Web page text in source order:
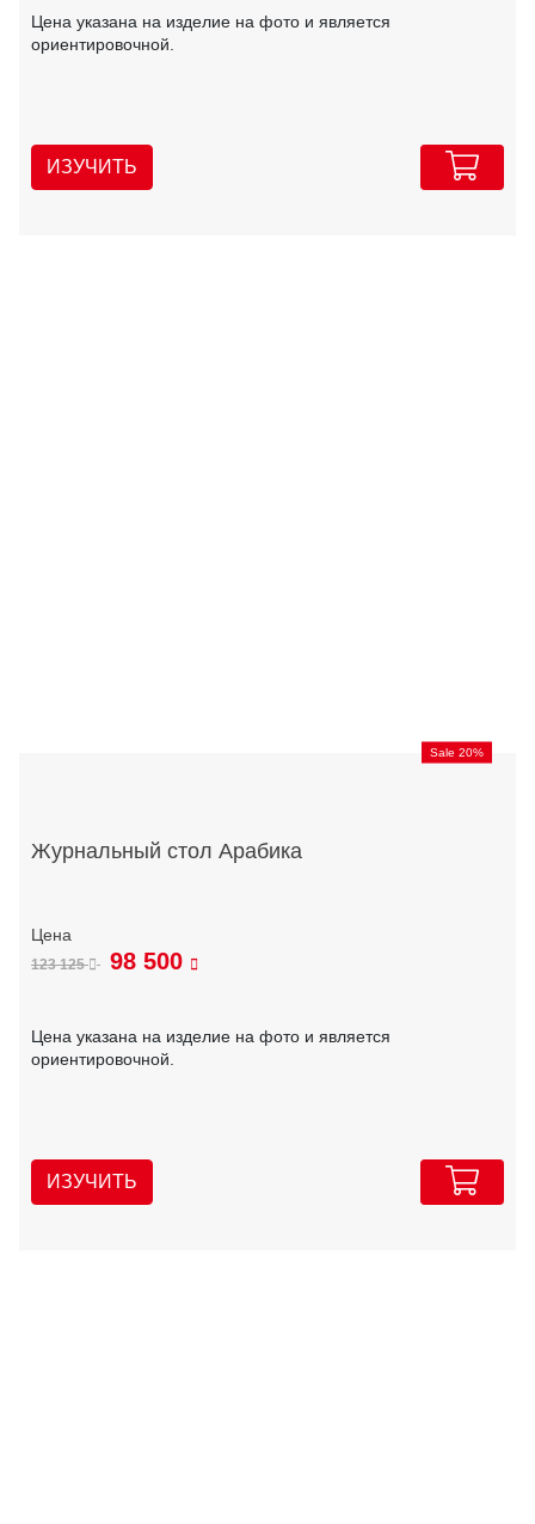
Цена указана на изделие на фото и является
ориентировочной.
ИЗУЧИТЬ
Sale 20%
Журнальный стол Арабика
123 125 98 500
Цена указана на изделие на фото и является
ориентировочной.
ИЗУЧИТЬ